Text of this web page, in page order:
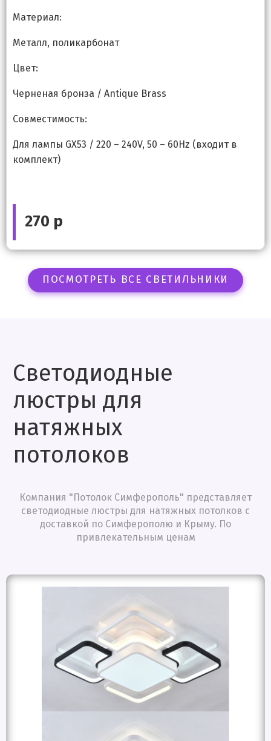
Материал:
Металл, поликарбонат
Цвет:
Черненая бронза / Antique Brass
Совместимость:
Для лампы GX53 / 220 – 240V, 50 – 60Hz (входит в
комплект)
270 р
ПОСМОТРЕТЬ ВСЕ СВЕТИЛЬНИКИ
Светодиодные
люстры для
натяжных
потолоков
Компания "Потолок Симферополь" представляет
светодиодные люстры для натяжных потолков с
доставкой по Симферополю и Крыму. По
привлекательным ценам